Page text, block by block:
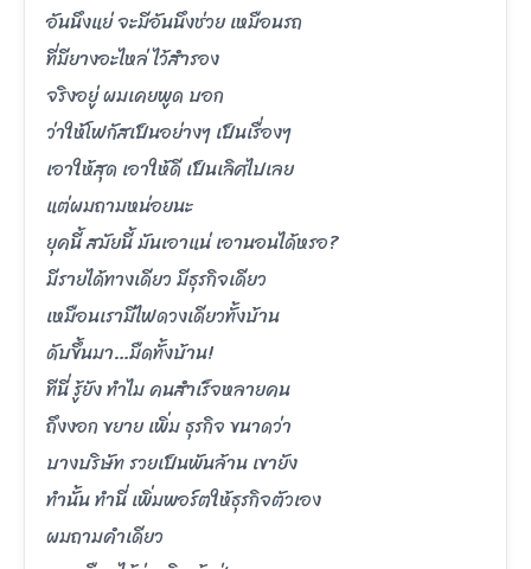
อันนึงแย่ จะมีอันนึงช่วย เหมือนรถ
ที่มียางอะไหล่ ไว้สำรอง
จริงอยู่ ผมเคยพูด บอก
ว่าให้โฟกัสเป็นอย่างๆ เป็นเรื่องๆ
เอาให้สุด เอาให้ดี เป็นเลิศไปเลย
แต่ผมถามหน่อยนะ
ยุคนี้ สมัยนี้ มันเอาแน่ เอานอนได้หรอ?
มีรายได้ทางเดียว มีธุรกิจเดียว
เหมือนเรามีไฟดวงเดียวทั้งบ้าน
ดับขึ้นมา…มืดทั้งบ้าน!
ทีนี่ รู้ยัง ทำไม คนสำเร็จหลายคน
ถึงงอก ขยาย เพิ่ม ธุรกิจ ขนาดว่า
บางบริษัท รวยเป็นพันล้าน เขายัง
ทำนั้น ทำนี่ เพิ่มพอร์ตให้ธุรกิจตัวเอง
ผมถามคำเดียว